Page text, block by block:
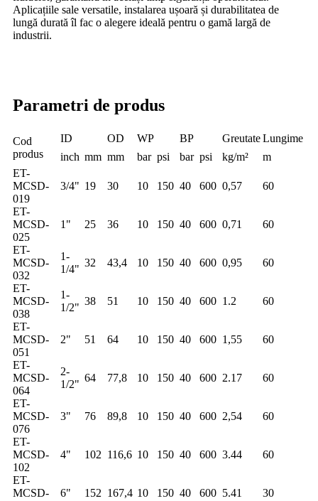
Aplicațiile sale versatile, instalarea ușoară și durabilitatea de
lungă durată îl fac o alegere ideală pentru o gamă largă de
industrii.
Parametri de produs
Cod
produs
ID OD WP BP GreutateLungime
inch mm mm bar psi bar psi kg/m²
m
ET-
MCSD-
019
3/4" 19 30 10 150 40 600 0,57 60
ET-
MCSD-
025
1" 25 36 10 150 40 600 0,71 60
ET-
MCSD-
032
1-
1/4"
32 43,4 10 150 40 600 0,95 60
ET-
MCSD-
038
1-
1/2"
38 51 10 150 40 600 1.2 60
ET-
MCSD-
051
2" 51 64 10 150 40 600 1,55 60
ET-
MCSD-
064
2-
1/2"
64 77,8 10 150 40 600 2.17 60
ET-
MCSD-
076
3" 76 89,8 10 150 40 600 2,54 60
ET-
MCSD-
102
4" 102 116,6 10 150 40 600 3.44 60
ET-
MCSD-
6" 152 167,4 10 150 40 600 5.41 30